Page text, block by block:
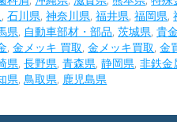
,石川県,神奈川県,福井県,福岡県,
県, 自動車部材・部品,茨城県,貴
,金メッキ 買取,金メッキ買取,金
県,長野県,青森県,静岡県,非鉄金
県,鳥取県, 鹿児島県